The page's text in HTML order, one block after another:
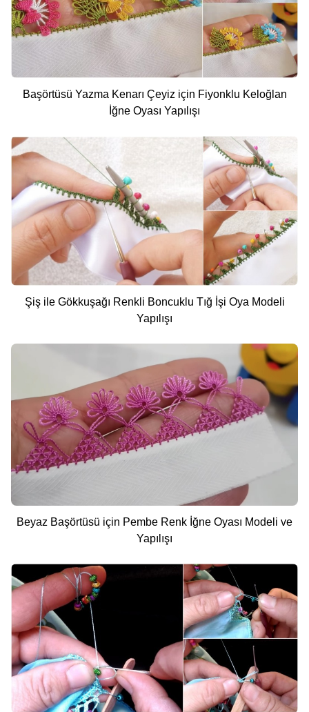
Başörtüsü Yazma Kenarı Çeyiz için Fiyonklu Keloğlan
İğne Oyası Yapılışı
Şiş ile Gökkuşağı Renkli Boncuklu Tığ İşi Oya Modeli
Yapılışı
Beyaz Başörtüsü için Pembe Renk İğne Oyası Modeli ve
Yapılışı